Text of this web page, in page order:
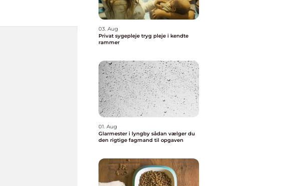
03. Aug
Privat sygepleje tryg pleje i kendte
rammer
01. Aug
Glarmester i lyngby sådan vælger du
den rigtige fagmand til opgaven